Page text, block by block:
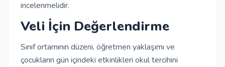
incelenmelidir.
Veli İçin Değerlendirme
Sınıf ortamının düzeni, öğretmen yaklaşımı ve
çocukların gün içindeki etkinlikleri okul tercihini